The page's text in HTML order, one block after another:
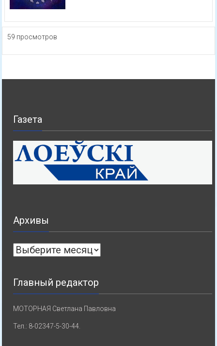
59 просмотров
Газета
Архивы
Архивы
Главный редактор
МОТОРНАЯ Светлана Павловна
Тел.: 8-02347-5-30-44.